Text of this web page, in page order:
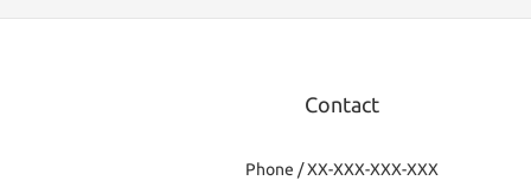
Contact
Phone / XX-XXX-XXX-XXX